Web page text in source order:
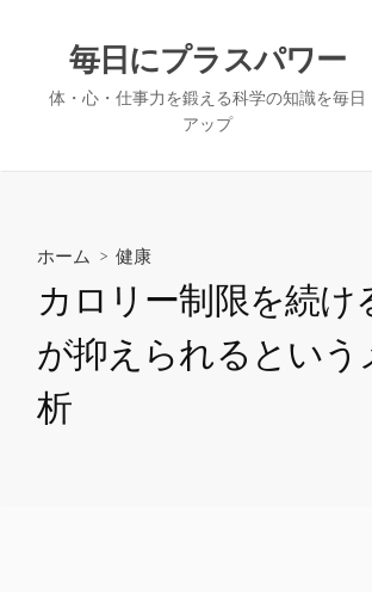
毎日にプラスパワー
体・心・仕事力を鍛える科学の知識を毎日
アップ
ホーム > 健康
カロリー制限を続け
が抑えられるという
析